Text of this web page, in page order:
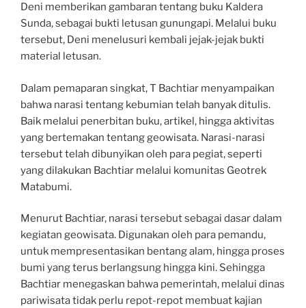
Deni memberikan gambaran tentang buku Kaldera
Sunda, sebagai bukti letusan gunungapi. Melalui buku
tersebut, Deni menelusuri kembali jejak-jejak bukti
material letusan.
Dalam pemaparan singkat, T Bachtiar menyampaikan
bahwa narasi tentang kebumian telah banyak ditulis.
Baik melalui penerbitan buku, artikel, hingga aktivitas
yang bertemakan tentang geowisata. Narasi-narasi
tersebut telah dibunyikan oleh para pegiat, seperti
yang dilakukan Bachtiar melalui komunitas Geotrek
Matabumi.
Menurut Bachtiar, narasi tersebut sebagai dasar dalam
kegiatan geowisata. Digunakan oleh para pemandu,
untuk mempresentasikan bentang alam, hingga proses
bumi yang terus berlangsung hingga kini. Sehingga
Bachtiar menegaskan bahwa pemerintah, melalui dinas
pariwisata tidak perlu repot-repot membuat kajian